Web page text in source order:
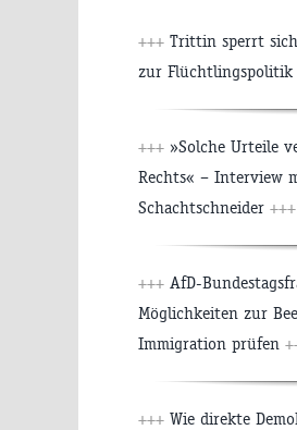
+++ Trittin sperrt sich
zur Flüchtlingspolitik
+++ »Solche Urteile
Rechts« – Interview
Schachtschneider +++
+++ AfD-
Möglichkeiten zur
Immigration prüfen
+++ Wie direkte